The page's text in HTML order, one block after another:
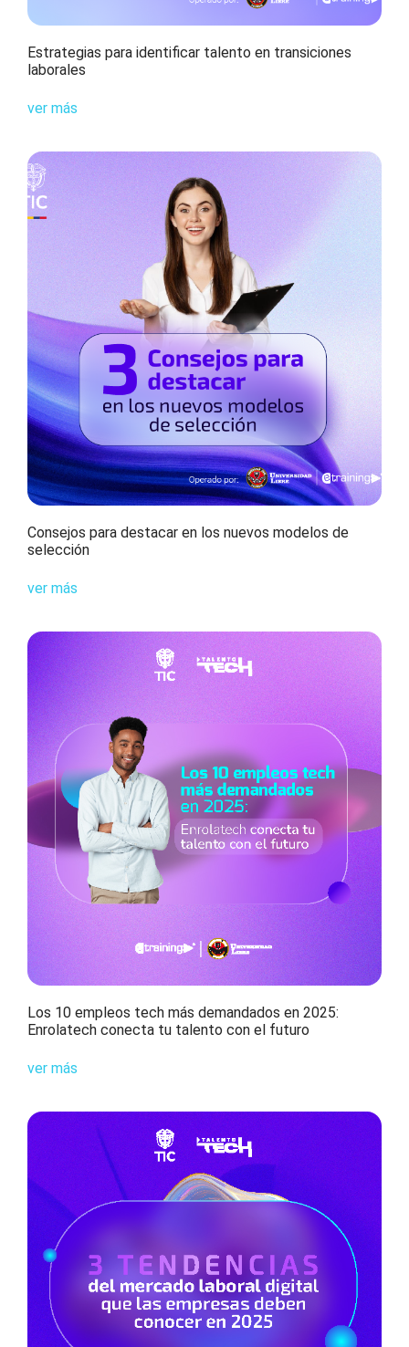
Estrategias para identificar talento en transiciones
laborales
ver más
Consejos para destacar en los nuevos modelos de
selección
ver más
Los 10 empleos tech más demandados en 2025:
Enrolatech conecta tu talento con el futuro​
ver más